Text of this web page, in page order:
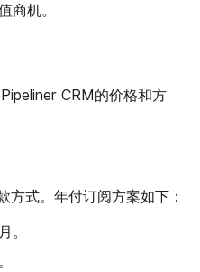
商机。
CRM的价格和方
方式。年付订阅方案如下：
。